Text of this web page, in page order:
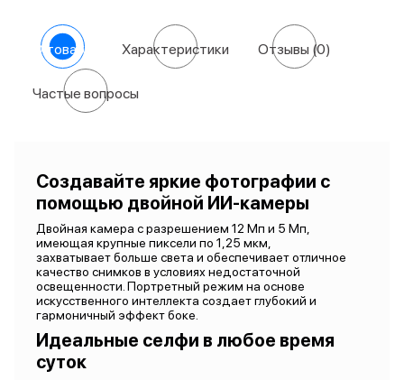
О товаре Характеристики Отзывы (0)
Частые вопросы
Создавайте яркие фотографии с
помощью двойной ИИ-камеры
Двойная камера с разрешением 12 Мп и 5 Мп,
имеющая крупные пиксели по 1,25 мкм,
захватывает больше света и обеспечивает отличное
качество снимков в условиях недостаточной
освещенности. Портретный режим на основе
искусственного интеллекта создает глубокий и
гармоничный эффект боке.
Идеальные селфи в любое время
суток